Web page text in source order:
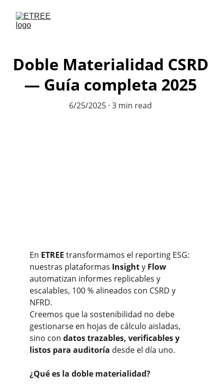
Doble Materialidad CSRD
— Guía completa 2025
6/25/2025 3 min read
En ETREE transformamos el reporting ESG:
nuestras plataformas Insight y Flow
automatizan informes replicables y
escalables, 100 % alineados con CSRD y
NFRD.
Creemos que la sostenibilidad no debe
gestionarse en hojas de cálculo aisladas,
sino con datos trazables, verificables y
listos para auditoría desde el día uno.
¿Qué es la doble materialidad?